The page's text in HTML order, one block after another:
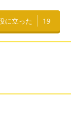
に立った 19